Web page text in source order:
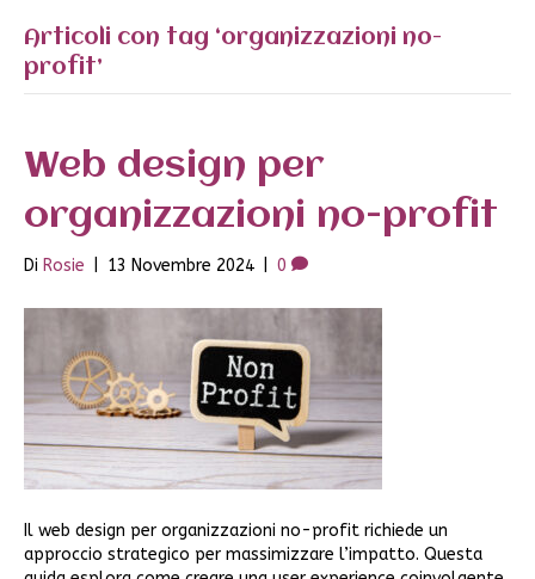
Articoli con tag ‘organizzazioni no-
profit’
Web design per
organizzazioni no-profit
Di Rosie 13 Novembre 2024 0
Il web design per organizzazioni no-profit richiede un
approccio strategico per massimizzare l’impatto. Questa